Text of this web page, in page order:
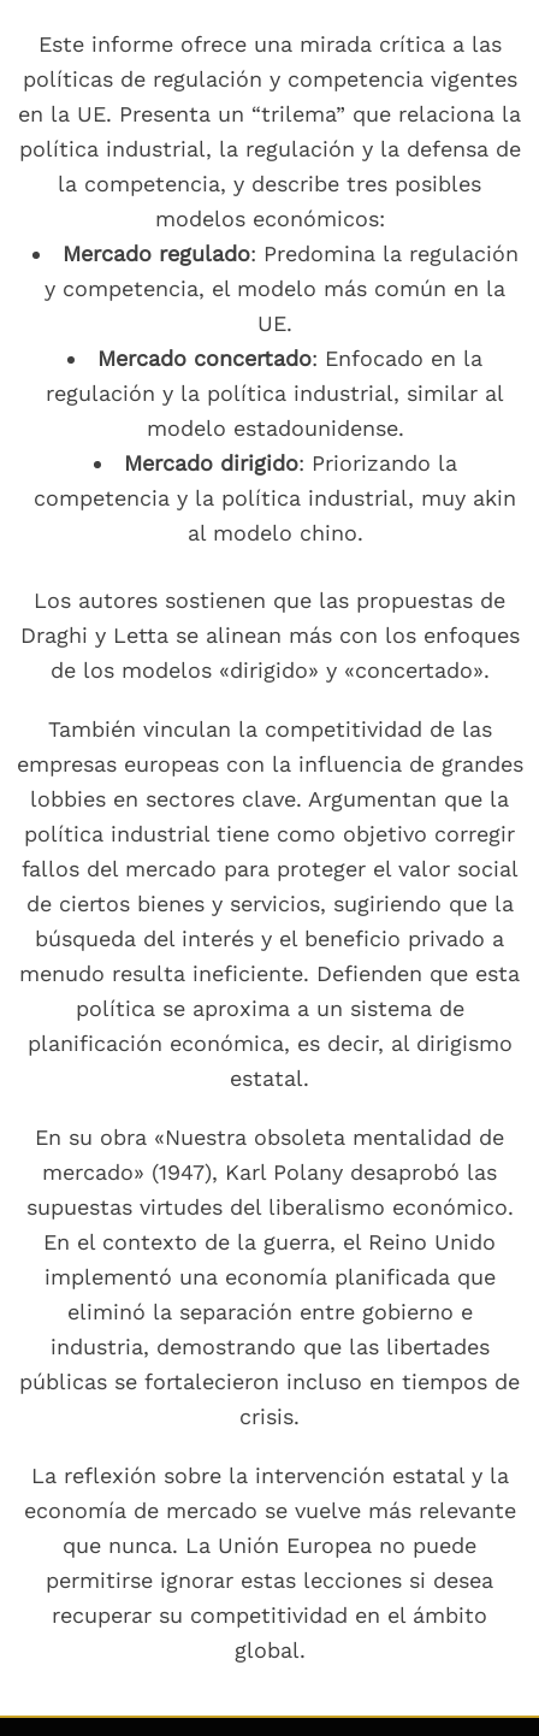
Este informe ofrece una mirada crítica a las
políticas de regulación y competencia vigentes
en la UE. Presenta un “trilema” que relaciona la
política industrial, la regulación y la defensa de
la competencia, y describe tres posibles
modelos económicos:
Mercado regulado: Predomina la regulación
y competencia, el modelo más común en la
UE.
Mercado concertado: Enfocado en la
regulación y la política industrial, similar al
modelo estadounidense.
Mercado dirigido: Priorizando la
competencia y la política industrial, muy akin
al modelo chino.
Los autores sostienen que las propuestas de
Draghi y Letta se alinean más con los enfoques
de los modelos «dirigido» y «concertado».
También vinculan la competitividad de las
empresas europeas con la influencia de grandes
lobbies en sectores clave. Argumentan que la
política industrial tiene como objetivo corregir
fallos del mercado para proteger el valor social
de ciertos bienes y servicios, sugiriendo que la
búsqueda del interés y el beneficio privado a
menudo resulta ineficiente. Defienden que esta
política se aproxima a un sistema de
planificación económica, es decir, al dirigismo
estatal.
En su obra «Nuestra obsoleta mentalidad de
mercado» (1947), Karl Polany desaprobó las
supuestas virtudes del liberalismo económico.
En el contexto de la guerra, el Reino Unido
implementó una economía planificada que
eliminó la separación entre gobierno e
industria, demostrando que las libertades
públicas se fortalecieron incluso en tiempos de
crisis.
La reflexión sobre la intervención estatal y la
economía de mercado se vuelve más relevante
que nunca. La Unión Europea no puede
permitirse ignorar estas lecciones si desea
recuperar su competitividad en el ámbito
global.